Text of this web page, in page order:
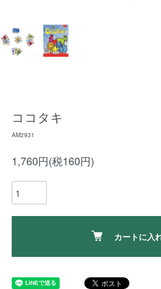
ココタキ
AM2931
1,760円(税160円)
カートに入